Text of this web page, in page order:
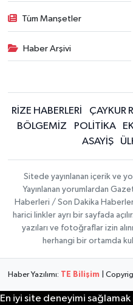
Tüm Manşetler
Haber Arşivi
RİZE HABERLERİ ÇAYKUR
BÖLGEMİZ
POLİTİKA
ASAYİŞ
Sitede yayınlanan içerik ve
Yayınlanan yorumlardan
Haberleri / Son Dakika
harici linkler ayrı bir sayfada
yazıları ve fotoğraflar izin
herhangi bir ortamda
Haber Yazılımı: TE Bilişim |
En iyi site deneyimi